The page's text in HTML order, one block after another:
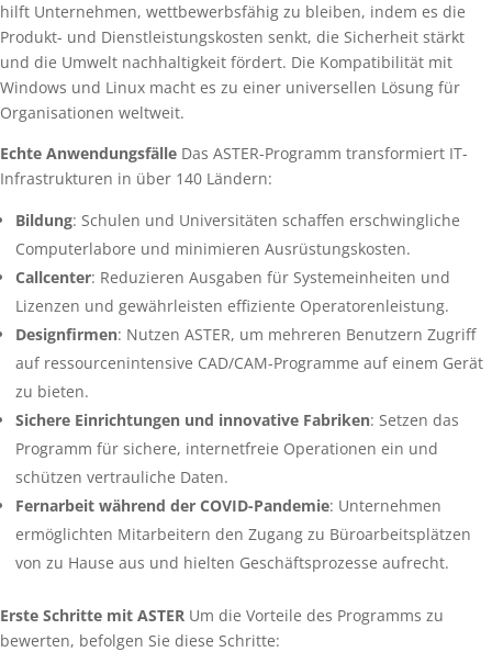
hilft Unternehmen, wettbewerbsfähig zu bleiben, indem es die
Produkt- und Dienstleistungskosten senkt, die Sicherheit stärkt
und die Umwelt nachhaltigkeit fördert. Die Kompatibilität mit
Windows und Linux macht es zu einer universellen Lösung für
Organisationen weltweit.
Echte Anwendungsfälle Das ASTER-Programm transformiert IT-
Infrastrukturen in über 140 Ländern:
Bildung: Schulen und Universitäten schaffen erschwingliche
Computerlabore und minimieren Ausrüstungskosten.
Callcenter: Reduzieren Ausgaben für Systemeinheiten und
Lizenzen und gewährleisten effiziente Operatorenleistung.
Designfirmen: Nutzen ASTER, um mehreren Benutzern Zugriff
auf ressourcenintensive CAD/CAM-Programme auf einem Gerät
zu bieten.
Sichere Einrichtungen und innovative Fabriken: Setzen das
Programm für sichere, internetfreie Operationen ein und
schützen vertrauliche Daten.
Fernarbeit während der COVID-Pandemie: Unternehmen
ermöglichten Mitarbeitern den Zugang zu Büroarbeitsplätzen
von zu Hause aus und hielten Geschäftsprozesse aufrecht.
Erste Schritte mit ASTER Um die Vorteile des Programms zu
bewerten, befolgen Sie diese Schritte: